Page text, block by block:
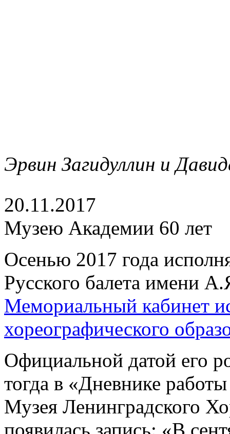
Эрвин Загидуллин и
20.11.2017
Музею Академии 60 лет
Осенью 2017 года
Русского балета имени
Мемориальный кабинет
хореографического
Официальной датой его
тогда в «Дневнике
Музея Ленинградского